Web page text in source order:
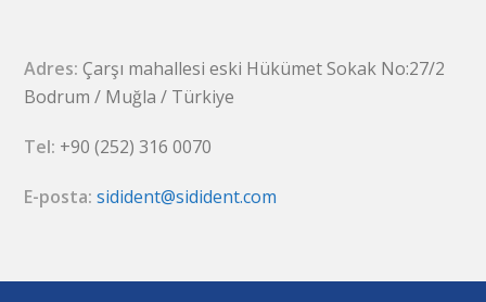
Adres: Çarşı mahallesi eski Hükümet Sokak No:27/2
Bodrum / Muğla / Türkiye
Tel: +90 (252) 316 0070
E-posta: sidident@sidident.com